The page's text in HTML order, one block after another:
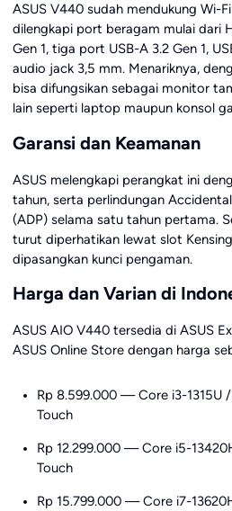
ASUS V440 sudah mendukung Wi-
dilengkapi port beragam mulai dari
Gen 1, tiga port USB-A 3.2 Gen 1,
audio jack 3,5 mm. Menariknya,
bisa difungsikan sebagai monitor
lain seperti laptop maupun konsol
Garansi dan Keamanan
ASUS melengkapi perangkat ini
tahun, serta perlindungan
(ADP) selama satu tahun pertama.
turut diperhatikan lewat slot
dipasangkan kunci pengaman.
Harga dan Varian di
ASUS AIO V440 tersedia di ASUS
ASUS Online Store dengan harga
Rp 8.599.000 — Core i3-1315U
Touch
Rp 12.299.000 — Core i5-
Touch
Rp 15.799.000 — Core i7-